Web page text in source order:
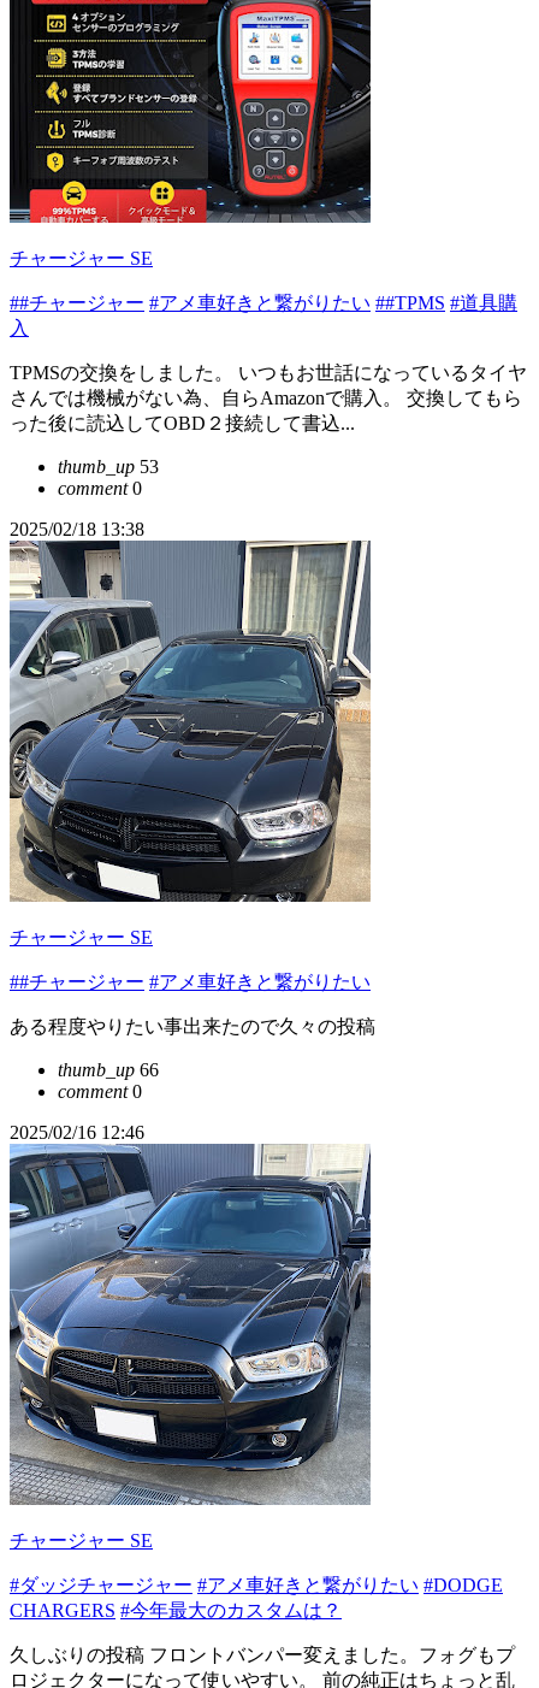
チャージャー SE
##チャージャー #アメ車好きと繋がりたい ##TPMS #道具購
入
TPMSの交換をしました。 いつもお世話になっているタイヤ
さんでは機械がない為、自らAmazonで購入。 交換してもら
った後に読込してOBD２接続して書込...
thumb_up 53
comment0
2025/02/18 13:38
チャージャー SE
##チャージャー #アメ車好きと繋がりたい
ある程度やりたい事出来たので久々の投稿
thumb_up 66
comment0
2025/02/16 12:46
チャージャー SE
#ダッジチャージャー #アメ車好きと繋がりたい #DODGE
CHARGERS #今年最大のカスタムは？
久しぶりの投稿 フロントバンパー変えました。フォグもプ
ロジェクターになって使いやすい。 前の純正はちょっと乱